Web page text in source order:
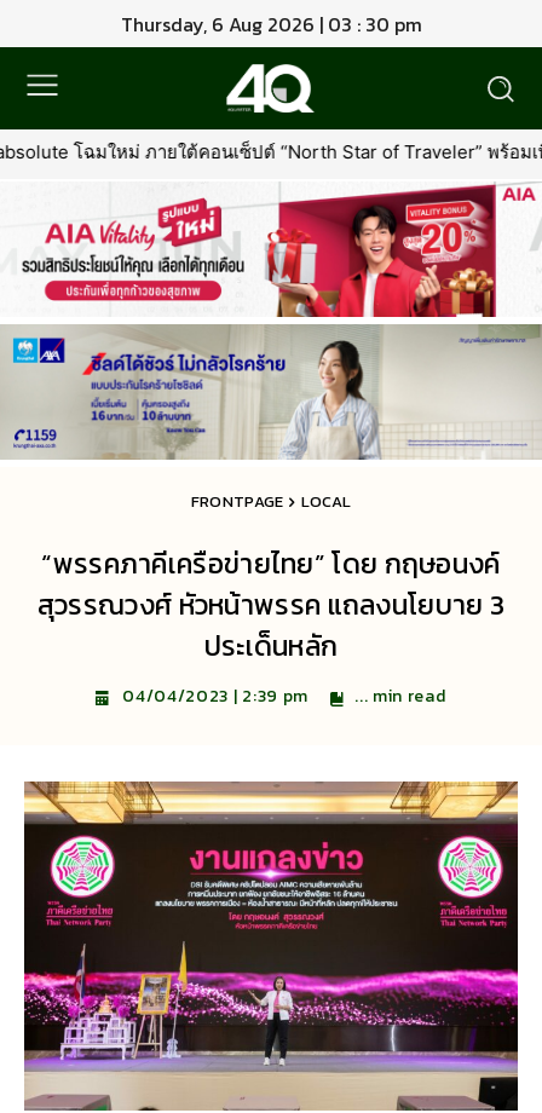
Thursday, 6 Aug 2026 | 03 : 30 pm
“North Star of Traveler” พร้อมเพิ่มเอกสิทธิ์ใหม่ที่คุ้มค่ากว่าเดิม
FRONTPAGE LOCAL
“พรรคภาคีเครือข่ายไทย” โดย กฤษอนงค์
สุวรรณวงศ์ หัวหน้าพรรค แถลงนโยบาย 3
ประเด็นหลัก
04/04/2023 | 2:39 pm ... min read